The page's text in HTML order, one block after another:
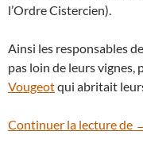
l’Ordre Cistercien).
Ainsi les responsables
pas loin de leurs vignes,
Vougeotqui abritait
Continuer la lecture de